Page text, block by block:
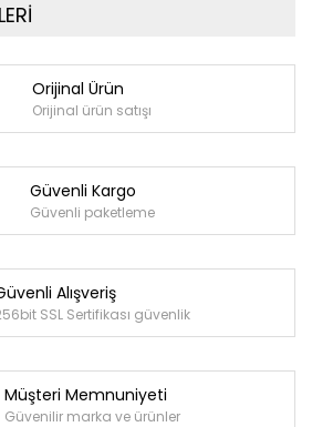
Orijinal Ürün
Orijinal ürün satışı
Güvenli Kargo
Güvenli paketleme
Alışveriş
SSL Sertifikası güvenlik
Müşteri Memnuniyeti
Güvenilir marka ve ürünler